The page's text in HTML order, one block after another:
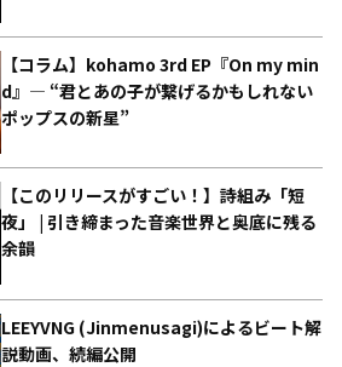
【コラム】kohamo 3rd EP『On my min
d』― “君とあの子が繋げるかもしれない
ポップスの新星”
【このリリースがすごい！】詩組み「短
夜」 | 引き締まった音楽世界と奥底に残る
余韻
LEEYVNG (Jinmenusagi)によるビート解
説動画、続編公開